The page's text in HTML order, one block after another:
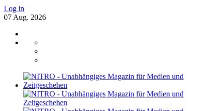
Log in
07 Aug. 2026